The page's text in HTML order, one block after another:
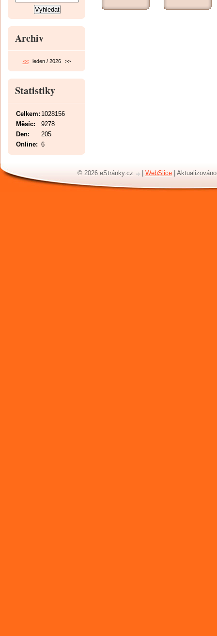
Archiv
<< leden / 2026 >>
Statistiky
Online: 6
Celkem: 1028156
Měsíc:
9278
Den:
205
© 2026 eStránky.cz WebSlice